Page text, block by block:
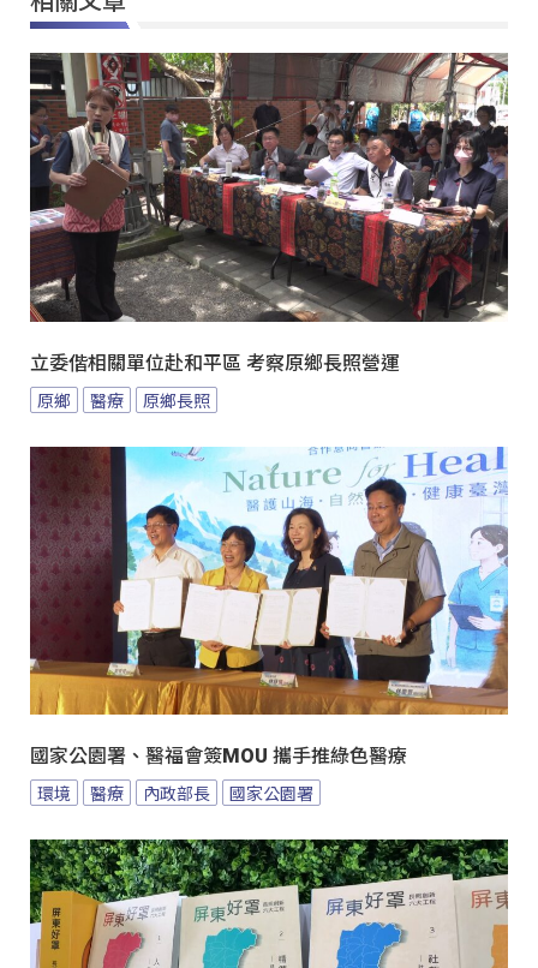
立委偕相關單位赴和平區 考察原鄉長照營運
原鄉 醫療 原鄉長照
國家公園署、醫福會簽MOU 攜手推綠色醫療
環境 醫療 內政部長 國家公園署